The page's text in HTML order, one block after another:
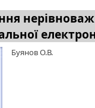
Буянов О.В.